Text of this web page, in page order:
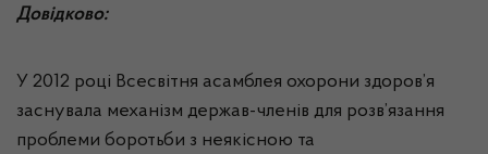
Довідково:
У 2012 році Всесвітня асамблея охорони здоров’я
заснувала механізм держав-членів для розв’язання
проблеми боротьби з неякісною та